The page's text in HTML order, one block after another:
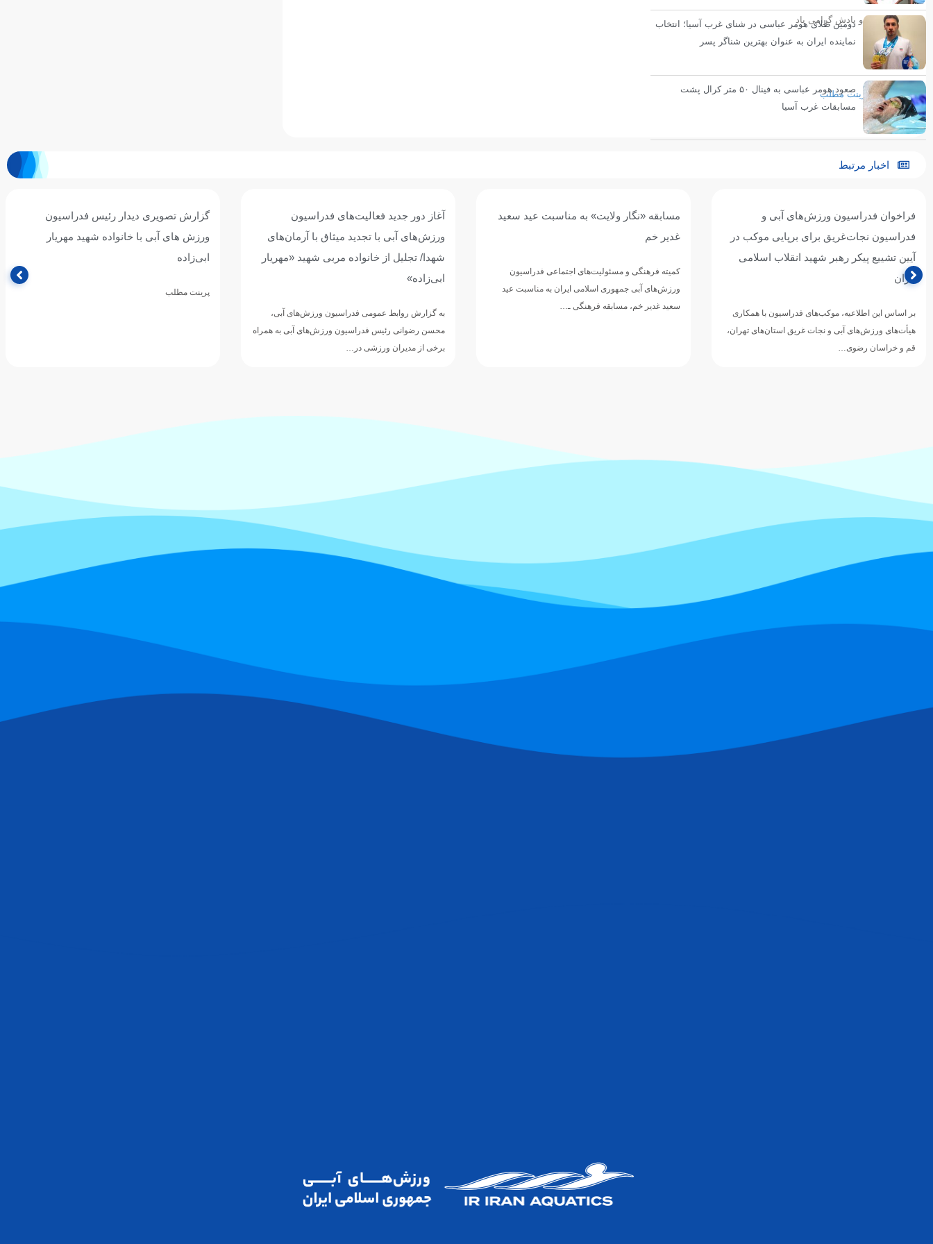
روحش شاد و یادش گرامی باد
انتهای پیام
پرینت مطلب
دومین طلای هومر عباسی در شنای غرب آسیا؛ انتخاب
نماینده ایران به عنوان بهترین شناگر پسر
صعود هومر عباسی به فینال ۵۰ متر کرال پشت
مسابقات غرب آسیا
اخبار مرتبط
مسابقه «نگار ولایت» به مناسبت عید سعید
غدیر خم
کمیته فرهنگی و مسئولیت‌های اجتماعی فدراسیون
ورزش‌های آبی جمهوری اسلامی ایران به مناسبت عید
آغاز دور جدید فعالیت‌های فدراسیون
ورزش‌های آبی با تجدید میثاق با آرمان‌های
ابی‌زاده»
به گزارش روابط عمومی فدراسیون ورزش‌های آبی،
گزارش تصویری دیدار رئیس فدراسیون
ورزش های آبی با خانواده شهید مهریار
ابی‌زاده
تمدید مهلت برگزاری پویش «امامت پدر» تا
پایان بهمن‌ماه
ورزش‌های آبی جمهوری اسلامی ایران با هدف توجه به